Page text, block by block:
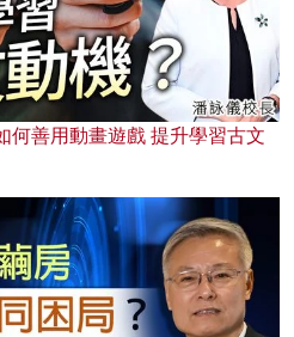
何善用動畫遊戲 提升學習古文